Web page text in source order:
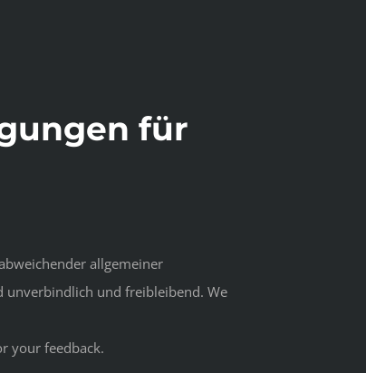
für
allgemeiner
unverbindlich und freibleibend. We
your feedback.